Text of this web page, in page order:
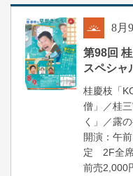
8月9
第98回
スペシャ
桂慶枝「
僧」／桂
く」／露
開演：午
定 2F全
前売